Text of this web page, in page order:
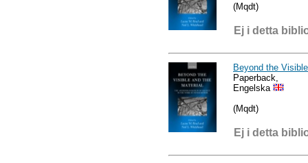
(Mqdt)
Ej i detta
Beyond the
Paperback,
Engelska
(Mqdt)
Ej i detta